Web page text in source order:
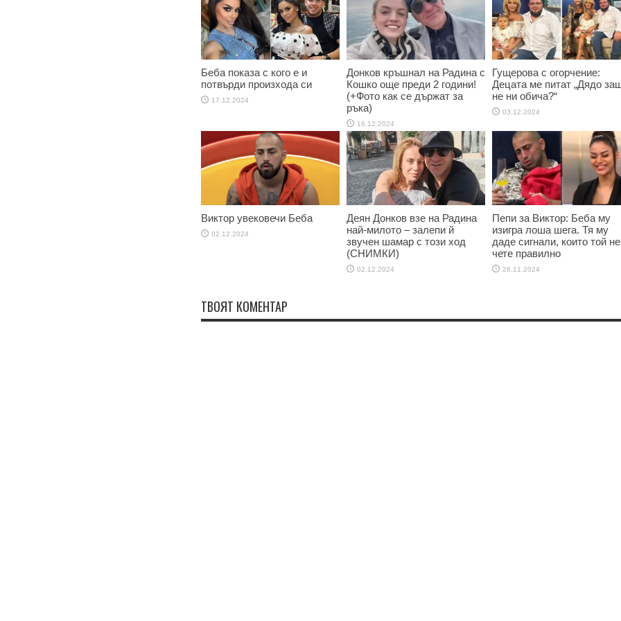
Беба показа с кого е и
потвърди произхода си
17.12.2024
Донков кръшнал на Радина с
Кошко още преди 2 години!
(+Фото как се държат за
ръка)
16.12.2024
Гущерова с огорчение:
Децата ме питат „Дядо
не ни обича?“
03.12.2024
Виктор увековечи Беба
02.12.2024
Деян Донков взе на Радина
най-милото – залепи й
звучен шамар с този ход
(СНИМКИ)
02.12.2024
Пепи за Виктор: Беба му
изигра лоша шега. Тя му
даде сигнали, които той не
чете правилно
26.11.2024
ТВОЯТ КОМЕНТАР